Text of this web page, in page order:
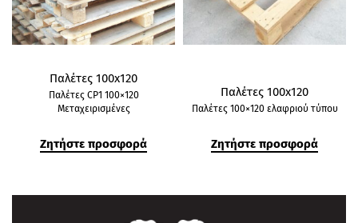
Παλέτες 100x120
Παλέτες CP1 100×120
Μεταχειρισμένες
Ζητήστε προσφορά
Παλέτες 100x120
Παλέτες 100×120 ελαφριού τύπου
Ζητήστε προσφορά